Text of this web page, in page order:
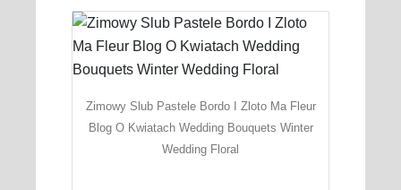
Zimowy Slub Pastele Bordo I Zloto Ma Fleur
Blog O Kwiatach Wedding Bouquets Winter
Wedding Floral